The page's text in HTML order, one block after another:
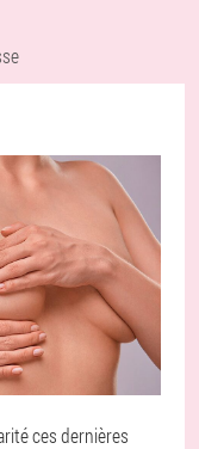
ces dernières